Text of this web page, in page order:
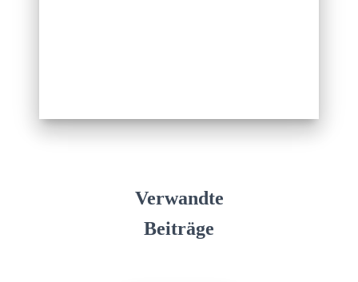
Verwandte
Beiträge